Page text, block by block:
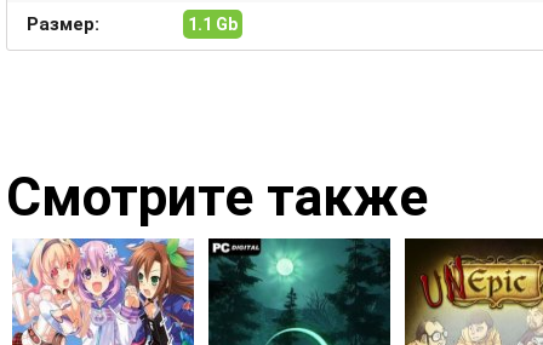
Размер: 1.1 Gb
Смотрите также